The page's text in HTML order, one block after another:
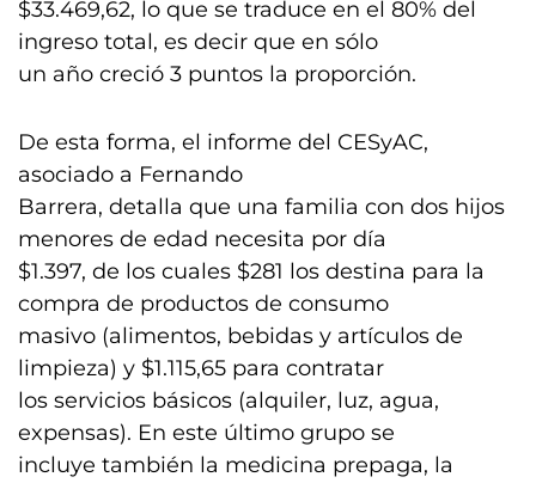
$33.469,62, lo que se traduce en el 80% del
ingreso total, es decir que en sólo
un año creció 3 puntos la proporción.
De esta forma, el informe del CESyAC,
asociado a Fernando
Barrera, detalla que una familia con dos hijos
menores de edad necesita por día
$1.397, de los cuales $281 los destina para la
compra de productos de consumo
masivo (alimentos, bebidas y artículos de
limpieza) y $1.115,65 para contratar
los servicios básicos (alquiler, luz, agua,
expensas). En este último grupo se
incluye también la medicina prepaga, la